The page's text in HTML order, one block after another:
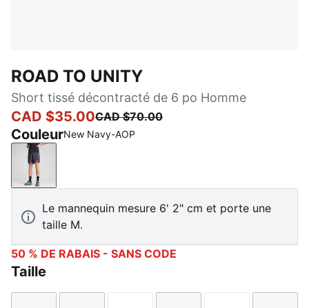
ROAD TO UNITY
Short tissé décontracté de 6 po Homme
CAD $35.00CAD $70.00
CouleurNew Navy-AOP
New Navy-AOP
Le mannequin mesure 6' 2" cm et porte une
taille M.
50 % DE RABAIS - SANS CODE
Taille